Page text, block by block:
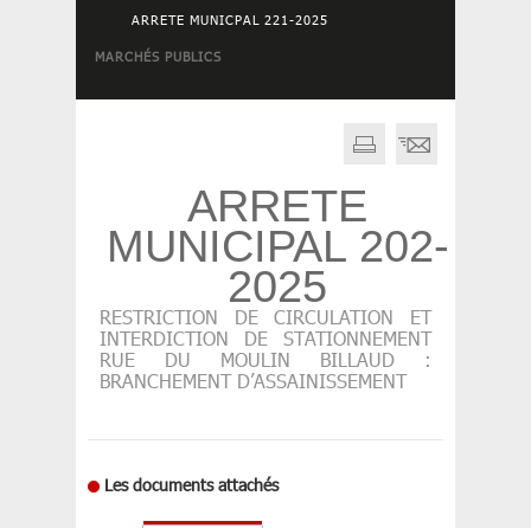
ARRETE MUNICPAL 221-2025
MARCHÉS PUBLICS
ARRETE
MUNICIPAL 202-
2025
RESTRICTION DE CIRCULATION ET
INTERDICTION DE STATIONNEMENT
RUE DU MOULIN BILLAUD :
BRANCHEMENT D’ASSAINISSEMENT
Les documents attachés